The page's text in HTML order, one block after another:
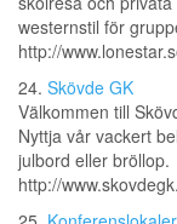
westernstil för
http://
24. Skövde GK
Välkommen till
Nyttja vår vackert
julbord eller bröllop.
http://